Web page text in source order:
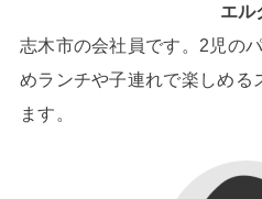
エル
志木市の会社員です。2児の
めランチや子連れで楽しめる
ます。